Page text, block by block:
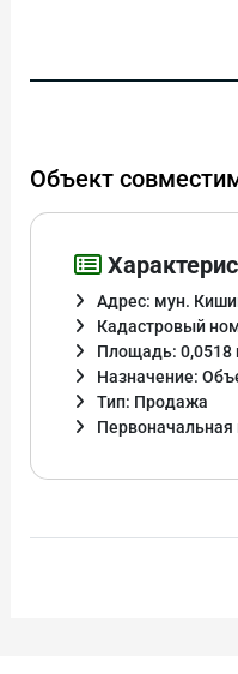
Объект
Адрес: мун.
Кадастровый
Площадь: 0,0518
Назначение:
Тип: Продажа
Первоначальная